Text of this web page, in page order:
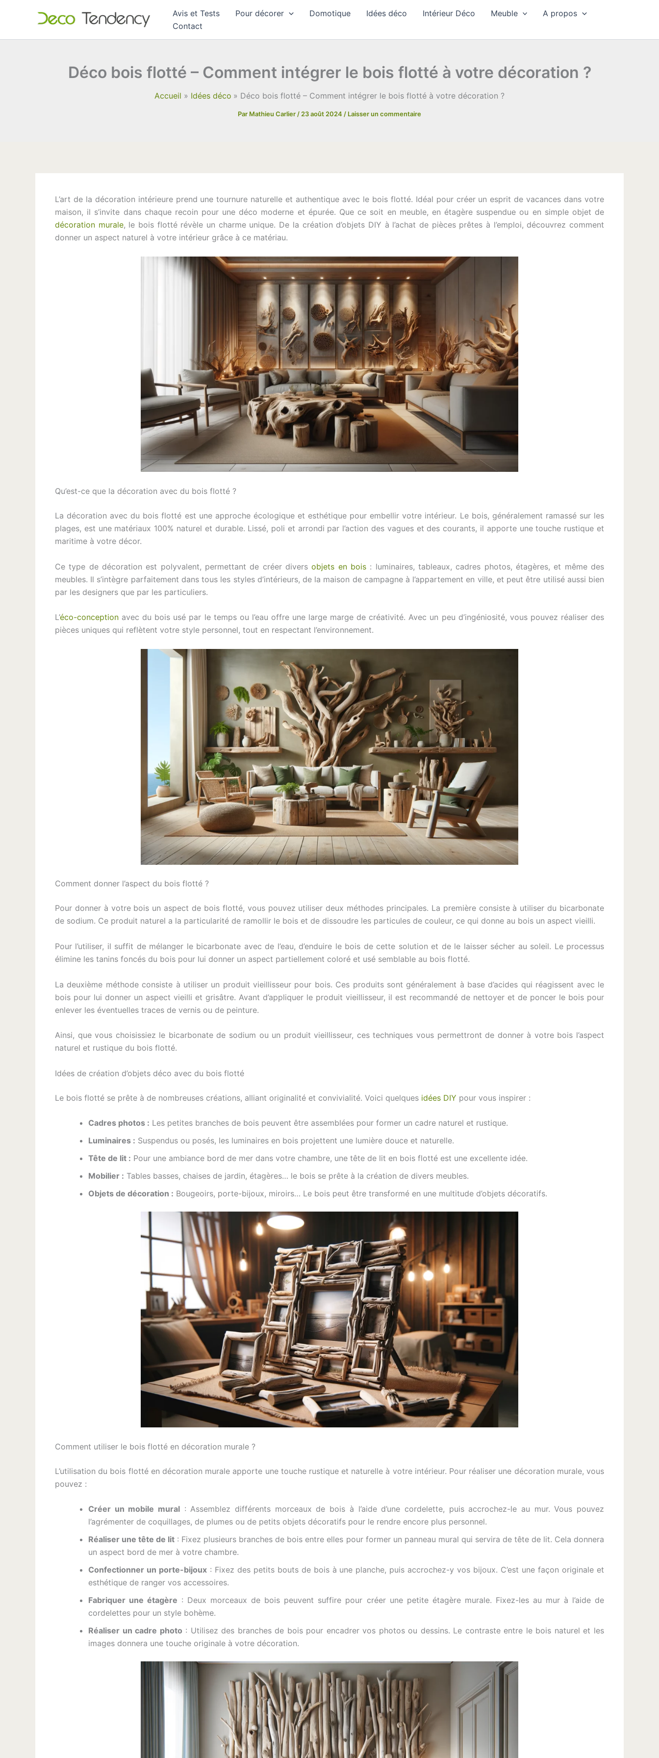
Avis et Tests Pour décorer Domotique Idées déco Intérieur Déco Meuble
A propos
Contact
Déco bois flotté – Comment intégrer le bois flotté à votre décoration ?
Accueil Idées déco Déco bois flotté – Comment intégrer le bois flotté à votre décoration ?
Par Mathieu Carlier / 23 août 2024 / Laisser un commentaire
L’art de la décoration intérieure prend une tournure naturelle et authentique avec le bois flotté. Idéal pour créer un esprit de vacances dans votre
maison, il s’invite dans chaque recoin pour une déco moderne et épurée. Que ce soit en meuble, en étagère suspendue ou en simple objet de
décoration murale, le bois flotté révèle un charme unique. De la création d’objets DIY à l’achat de pièces prêtes à l’emploi, découvrez comment
donner un aspect naturel à votre intérieur grâce à ce matériau.
Qu’est-ce que la décoration avec du bois flotté ?
La décoration avec du bois flotté est une approche écologique et esthétique pour embellir votre intérieur. Le bois, généralement ramassé sur les
plages, est une matériaux 100% naturel et durable. Lissé, poli et arrondi par l’action des vagues et des courants, il apporte une touche rustique et
maritime à votre décor.
Ce type de décoration est polyvalent, permettant de créer diversobjets en bois : luminaires, tableaux, cadres photos, étagères, et même des
meubles. Il s’intègre parfaitement dans tous les styles d’intérieurs, de la maison de campagne à l’appartement en ville, et peut être utilisé aussi bien
par les designers que par les particuliers.
L’éco-conception avec du bois usé par le temps ou l’eau offre une large marge de créativité. Avec un peu d’ingéniosité, vous pouvez réaliser des
pièces uniques qui reflètent votre style personnel, tout en respectant l’environnement.
Comment donner l’aspect du bois flotté ?
Pour donner à votre bois un aspect de bois flotté, vous pouvez utiliser deux méthodes principales. La première consiste à utiliser du bicarbonate
de sodium. Ce produit naturel a la particularité de ramollir le bois et de dissoudre les particules de couleur, ce qui donne au bois un aspect vieilli.
Pour l’utiliser, il suffit de mélanger le bicarbonate avec de l’eau, d’enduire le bois de cette solution et de le laisser sécher au soleil. Le processus
élimine les tanins foncés du bois pour lui donner un aspect partiellement coloré et usé semblable au bois flotté.
La deuxième méthode consiste à utiliser un produit vieillisseur pour bois. Ces produits sont généralement à base d’acides qui réagissent avec le
bois pour lui donner un aspect vieilli et grisâtre. Avant d’appliquer le produit vieillisseur, il est recommandé de nettoyer et de poncer le bois pour
enlever les éventuelles traces de vernis ou de peinture.
Ainsi, que vous choisissiez le bicarbonate de sodium ou un produit vieillisseur, ces techniques vous permettront de donner à votre bois l’aspect
naturel et rustique du bois flotté.
Idées de création d’objets déco avec du bois flotté
Le bois flotté se prête à de nombreuses créations, alliant originalité et convivialité. Voici quelques idées DIY pour vous inspirer :
Cadres photos : Les petites branches de bois peuvent être assemblées pour former un cadre naturel et rustique.
Luminaires : Suspendus ou posés, les luminaires en bois projettent une lumière douce et naturelle.
Tête de lit : Pour une ambiance bord de mer dans votre chambre, une tête de lit en bois flotté est une excellente idée.
Mobilier : Tables basses, chaises de jardin, étagères… le bois se prête à la création de divers meubles.
Objets de décoration : Bougeoirs, porte-bijoux, miroirs… Le bois peut être transformé en une multitude d’objets décoratifs.
Comment utiliser le bois flotté en décoration murale ?
L’utilisation du bois flotté en décoration murale apporte une touche rustique et naturelle à votre intérieur. Pour réaliser une décoration murale, vous
pouvez :
Créer un mobile mural : Assemblez différents morceaux de bois à l’aide d’une cordelette, puis accrochez-le au mur. Vous pouvez
l’agrémenter de coquillages, de plumes ou de petits objets décoratifs pour le rendre encore plus personnel.
Réaliser une tête de lit : Fixez plusieurs branches de bois entre elles pour former un panneau mural qui servira de tête de lit. Cela donnera
un aspect bord de mer à votre chambre.
Confectionner un porte-bijoux: Fixez des petits bouts de bois à une planche, puis accrochez-y vos bijoux. C’est une façon originale et
esthétique de ranger vos accessoires.
Fabriquer une étagère : Deux morceaux de bois peuvent suffire pour créer une petite étagère murale. Fixez-les au mur à l’aide de
cordelettes pour un style bohème.
Réaliser un cadre photo : Utilisez des branches de bois pour encadrer vos photos ou dessins. Le contraste entre le bois naturel et les
images donnera une touche originale à votre décoration.